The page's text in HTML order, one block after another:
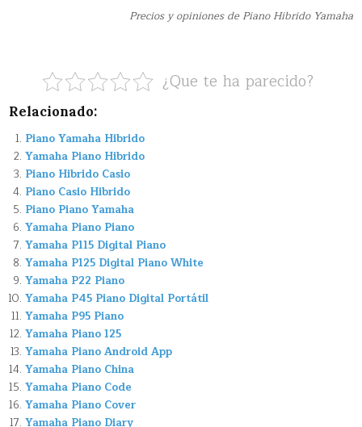
Precios y opiniones de Piano Hibrido Yamaha
¿Que te ha parecido?
Relacionado:
Piano Yamaha Hibrido
Yamaha Piano Hibrido
Piano Hibrido Casio
Piano Casio Hibrido
Piano Piano Yamaha
Yamaha Piano Piano
Yamaha P115 Digital Piano
Yamaha P125 Digital Piano White
Yamaha P22 Piano
Yamaha P45 Piano Digital Portátil
Yamaha P95 Piano
Yamaha Piano 125
Yamaha Piano Android App
Yamaha Piano China
Yamaha Piano Code
Yamaha Piano Cover
Yamaha Piano Diary